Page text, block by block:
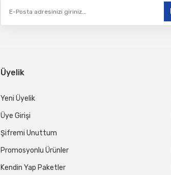
Üyelik
Yeni Üyelik
Üye Girişi
Şifremi Unuttum
Promosyonlu Ürünler
Kendin Yap Paketler